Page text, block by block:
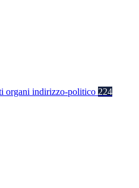
organi indirizzo-politico 224